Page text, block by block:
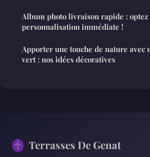
Album photo livraison rapide :
personnalisation immédiate !
Apporter une touche de nature avec
vert : nos idées décoratives
Terrasses De Genat